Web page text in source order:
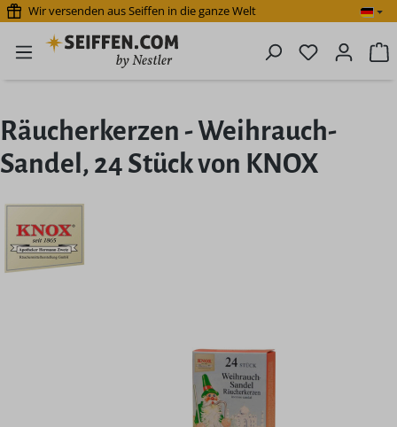
Zum Hauptinhalt springen
Wir versenden aus Seiffen in die ganze Welt
Du hast 0
Räucherkerzen - Weihrauch-
Sandel, 24 Stück von KNOX